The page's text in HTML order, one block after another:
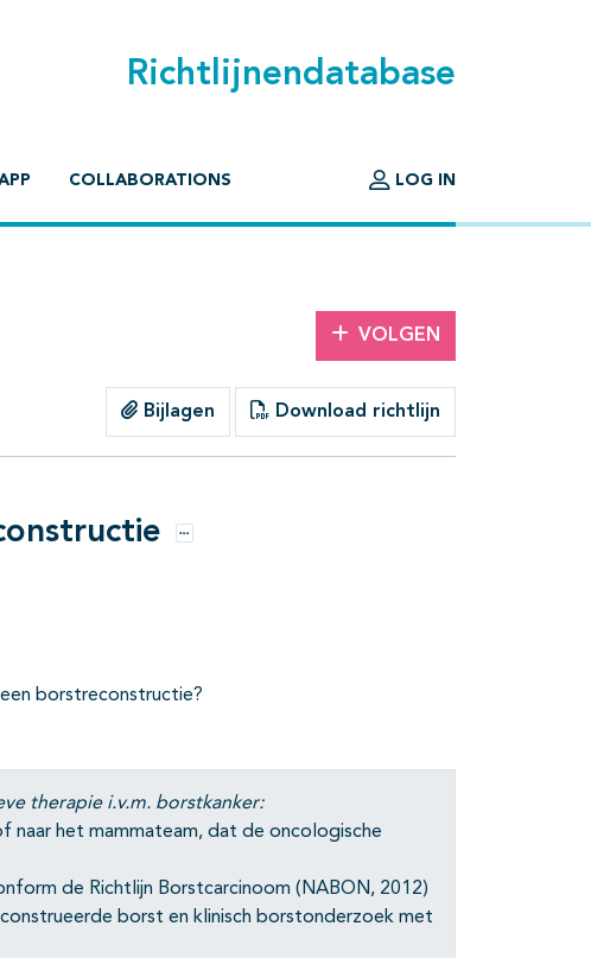
Richtlijnendatabase
COLLABORATIONS LOG IN
VOLGEN
Bijlagen Download richtlijn
Opties
borstreconstructie?
therapie i.v.m. borstkanker:
naar het mammateam, dat de oncologische
de Richtlijn Borstcarcinoom (NABON, 2012)
borst en klinisch borstonderzoek met